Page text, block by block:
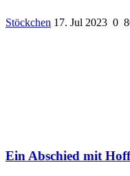
Stöckchen 17. Jul 2023 0
Ein Abschied mit